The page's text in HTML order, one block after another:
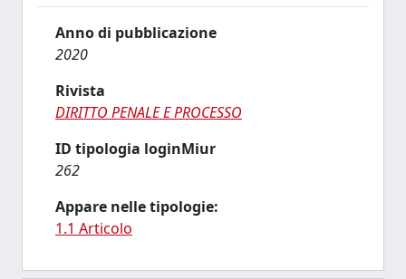
Anno di pubblicazione
2020
Rivista
DIRITTO PENALE E PROCESSO
ID tipologia loginMiur
262
Appare nelle tipologie:
1.1 Articolo